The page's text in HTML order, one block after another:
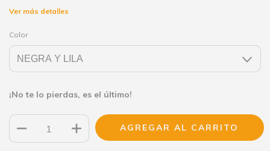
Ver más detalles
Color
¡No te lo pierdas, es el último!